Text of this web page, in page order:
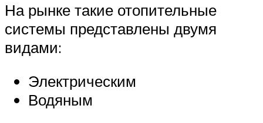
На рынке такие отопительные
системы представлены двумя
видами:
Электрическим
Водяным